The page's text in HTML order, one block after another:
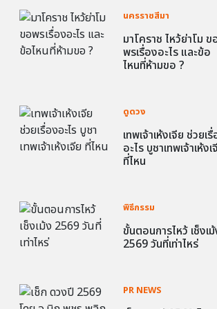
นครราชสีมา
มาโคราช ไหว้ย่าโม ข
พรเรื่องอะไร และข้อ
ไหนที่ห้ามขอ ?
ดูดวง
เทพเจ้าเห้งเจีย ช่วยเ
อะไร บูชาเทพเจ้าเห้งเ
ที่ไหน
พิธีกรรม
ขั้นตอนการไหว้ เช็งเ
2569 วันที่เท่าไหร่
PR NEWS